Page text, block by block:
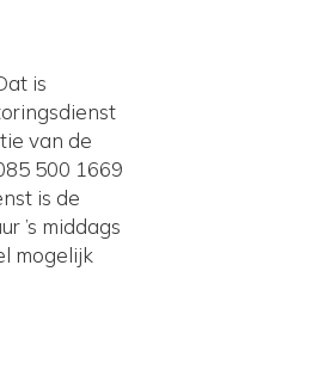
is
van de
500 1669
is de
’s middags
mogelijk